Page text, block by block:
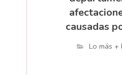
causadas
Lo más +